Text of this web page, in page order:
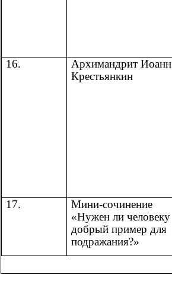
16.
Архимандрит Иоанн
Крестьянкин
17.
Мини-сочинение
«Нужен ли человеку
добрый пример для
подражания?»